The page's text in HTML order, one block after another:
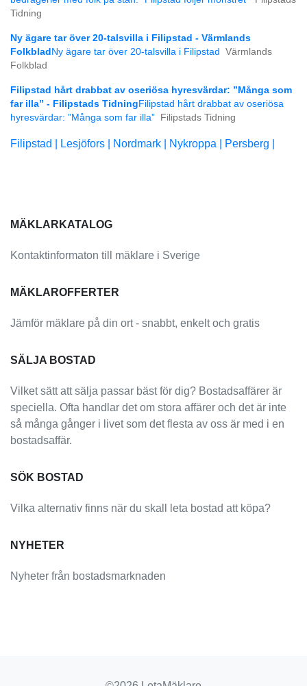
Tidning
Ny ägare tar över 20-talsvilla i Filipstad - Värmlands
Folkblad Ny ägare tar över 20-talsvilla i Filipstad
Värmlands
Folkblad
Filipstad hårt drabbat av oseriösa hyresvärdar: ”Många som
far illa” - Filipstads Tidning Filipstad hårt drabbat av oseriösa
hyresvärdar: ”Många som far illa”
Filipstads Tidning
Filipstad | Lesjöfors | Nordmark | Nykroppa | Persberg |
MÄKLARKATALOG
Kontaktinformaton till mäklare i Sverige
MÄKLAROFFERTER
Jämför mäklare på din ort - snabbt, enkelt och gratis
SÄLJA BOSTAD
Vilket sätt att sälja passar bäst för dig? Bostadsaffärer är
speciella. Ofta handlar det om stora affärer och det är inte
så många gånger i livet som det flesta av oss är med i en
bostadsaffär.
SÖK BOSTAD
Vilka alternativ finns när du skall leta bostad att köpa?
NYHETER
Nyheter från bostadsmarknaden